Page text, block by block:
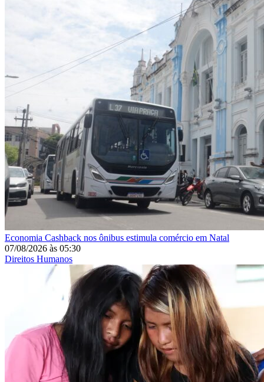
Economia Cashback nos ônibus estimula comércio em Natal
07/08/2026 às 05:30
Direitos Humanos